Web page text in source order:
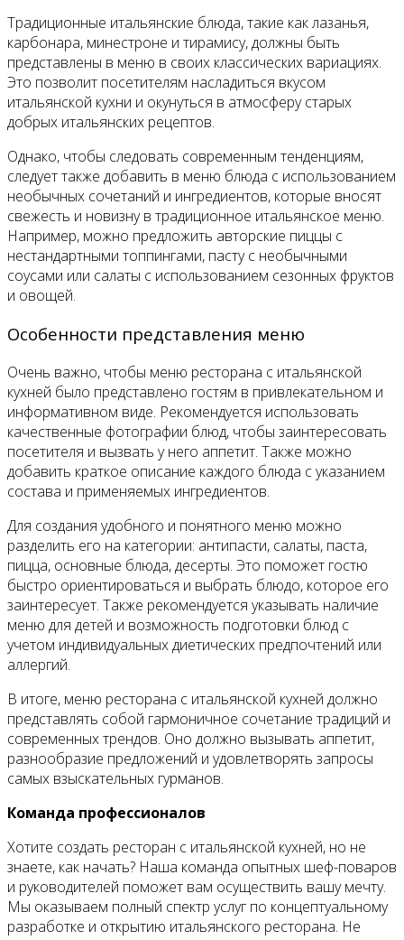
Традиционные итальянские блюда, такие как лазанья,
карбонара, минестроне и тирамису, должны быть
представлены в меню в своих классических вариациях.
Это позволит посетителям насладиться вкусом
итальянской кухни и окунуться в атмосферу старых
добрых итальянских рецептов.
Однако, чтобы следовать современным тенденциям,
следует также добавить в меню блюда с использованием
необычных сочетаний и ингредиентов, которые вносят
свежесть и новизну в традиционное итальянское меню.
Например, можно предложить авторские пиццы с
нестандартными топпингами, пасту с необычными
соусами или салаты с использованием сезонных фруктов
и овощей.
Особенности представления меню
Очень важно, чтобы меню ресторана с итальянской
кухней было представлено гостям в привлекательном и
информативном виде. Рекомендуется использовать
качественные фотографии блюд, чтобы заинтересовать
посетителя и вызвать у него аппетит. Также можно
добавить краткое описание каждого блюда с указанием
состава и применяемых ингредиентов.
Для создания удобного и понятного меню можно
разделить его на категории: антипасти, салаты, паста,
пицца, основные блюда, десерты. Это поможет гостю
быстро ориентироваться и выбрать блюдо, которое его
заинтересует. Также рекомендуется указывать наличие
меню для детей и возможность подготовки блюд с
учетом индивидуальных диетических предпочтений или
аллергий.
В итоге, меню ресторана с итальянской кухней должно
представлять собой гармоничное сочетание традиций и
современных трендов. Оно должно вызывать аппетит,
разнообразие предложений и удовлетворять запросы
самых взыскательных гурманов.
Команда профессионалов
Хотите создать ресторан с итальянской кухней, но не
знаете, как начать? Наша команда опытных шеф-поваров
и руководителей поможет вам осуществить вашу мечту.
Мы оказываем полный спектр услуг по концептуальному
разработке и открытию итальянского ресторана. Не